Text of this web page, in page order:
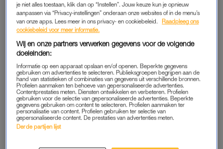
PREMIUM
LEES VERDER MET
PREMIUM
Krijg onbeperkt toegang tot alle
artikelen
Lees LINDA.magazine online
Geniet van te gekke winacties en
je niet alles toestaan, klik dan op “Instellen”. Jouw keuze kun je opnieuw
aanpassen via “Privacy-instellingen” onderaan onze websites of in de menu’s
van onze apps. Lees meer in ons privacy- en cookiebeleid.
Raadpleeg ons
cookiebeleid voor meer informatie.
Wij en onze partners verwerken gegevens voor de volgende
doeleinden:
Informatie op een apparaat opslaan en/of openen. Beperkte gegevens
gebruiken om advertenties te selecteren. Publieksgroepen begrijpen aan de
hand van statistieken of combinaties van gegevens uit verschillende bronnen.
Profielen aanmaken ten behoeve van gepersonaliseerde advertenties.
Contentprestaties meten. Diensten ontwikkelen en verbeteren. Profielen
gebruiken voor de selectie van gepersonaliseerde advertenties. Beperkte
gegevens gebruiken om content te selecteren. Profielen aanmaken ter
personalisatie van content. Profielen gebruiken ter selectie van
gepersonaliseerde content. De prestaties van advertenties meten.
Derde partijen lijst